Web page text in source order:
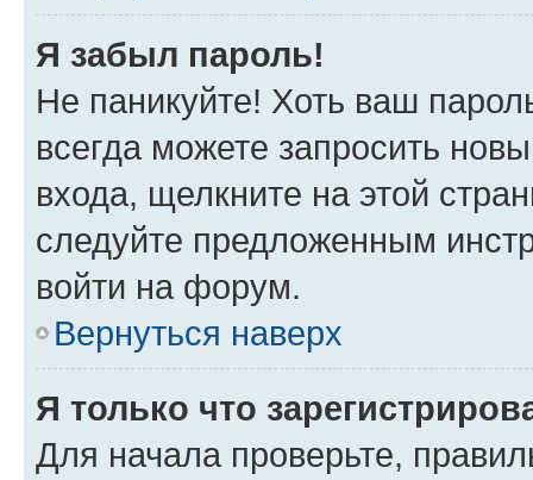
Я забыл пароль!
Не паникуйте! Хоть ваш
всегда можете запросить
входа, щелкните на этой
следуйте предложенным
войти на форум.
Вернуться наверх
Я только что
Для начала проверьте,